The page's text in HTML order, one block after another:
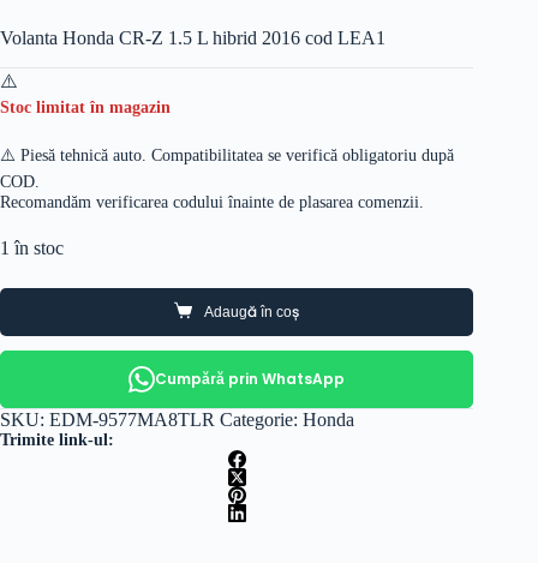
Volanta Honda CR-Z 1.5 L hibrid 2016 cod LEA1
Stoc limitat în magazin
⚠️ Piesă tehnică auto. Compatibilitatea se verifică obligatoriu după
COD.
Recomandăm verificarea codului înainte de plasarea comenzii.
1 în stoc
Adaugă în coș
Cumpără prin WhatsApp
SKU: EDM-9577MA8TLR Categorie: Honda
Trimite link-ul: